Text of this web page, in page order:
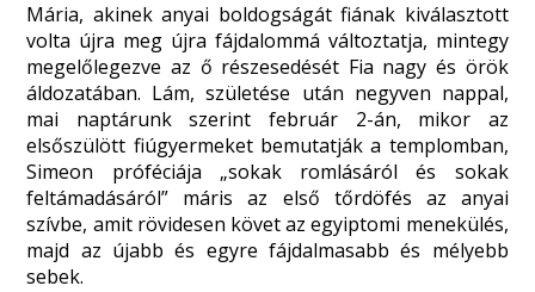
Mária, akinek anyai boldogságát fiának kiválasztott
volta újra meg újra fájdalommá változtatja, mintegy
megelőlegezve az ő részesedését Fia nagy és örök
áldozatában. Lám, születése után negyven nappal,
mai naptárunk szerint február 2-án, mikor az
elsőszülött fiúgyermeket bemutatják a templomban,
Simeon próféciája „sokak romlásáról és sokak
feltámadásáról” máris az első tőrdöfés az anyai
szívbe, amit rövidesen követ az egyiptomi menekülés,
majd az újabb és egyre fájdalmasabb és mélyebb
sebek.